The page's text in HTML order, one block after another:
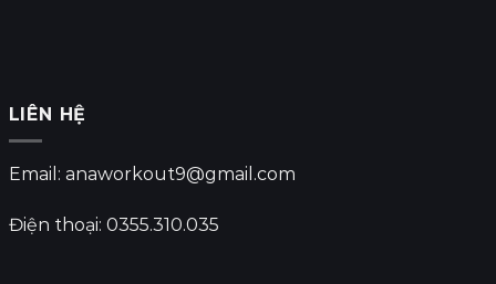
LIÊN HỆ
Email: anaworkout9@gmail.com
Điện thoại: 0355.310.035